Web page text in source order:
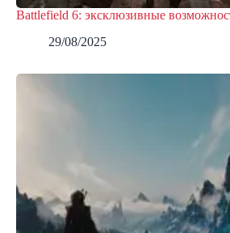
Battlefield 6: эксклюзивные
29/08/2025